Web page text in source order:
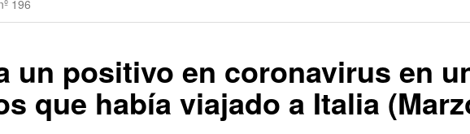
196
un positivo en coronavirus en
que había viajado a Italia